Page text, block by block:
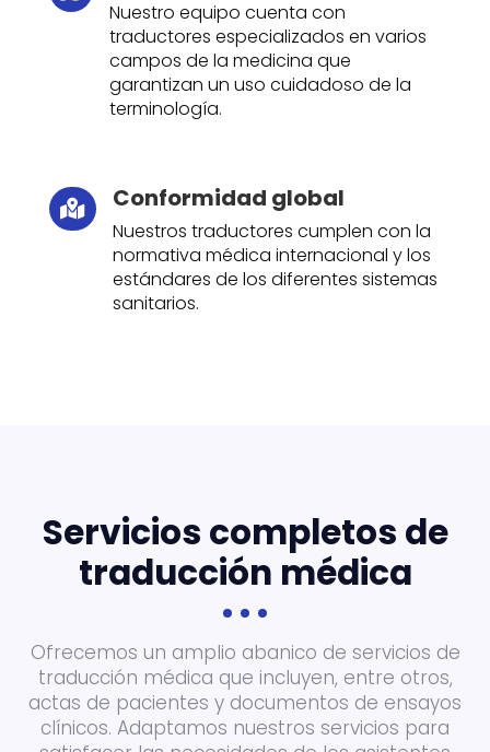
Nuestro equipo cuenta con
traductores especializados en varios
campos de la medicina que
garantizan un uso cuidadoso de la
terminología.
 Conformidad global
Nuestros traductores cumplen con la
normativa médica internacional y los
estándares de los diferentes sistemas
sanitarios.
Servicios completos de
traducción médica
Ofrecemos un amplio abanico de servicios de
traducción médica que incluyen, entre otros,
actas de pacientes y documentos de ensayos
clínicos. Adaptamos nuestros servicios para